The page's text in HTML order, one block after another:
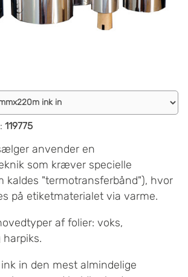
: 119775
anvender en
som kræver specielle
kaldes "termotransferbånd"), hvor
på etiketmaterialet via varme.
af folier: voks,
in den mest almindelige